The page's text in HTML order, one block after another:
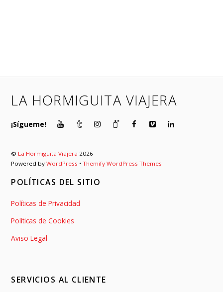
LA HORMIGUITA VIAJERA
¡Sígueme!
© La Hormiguita Viajera 2026
Powered byWordPress •Themify WordPress Themes
POLÍTICAS DEL SITIO
Políticas de Privacidad
Políticas de Cookies
Aviso Legal
SERVICIOS AL CLIENTE